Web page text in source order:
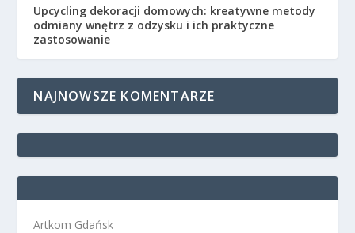
Upcycling dekoracji domowych: kreatywne metody
odmiany wnętrz z odzysku i ich praktyczne
zastosowanie
NAJNOWSZE KOMENTARZE
Artkom Gdańsk